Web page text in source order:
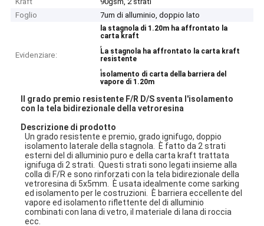
Foglio
7um di alluminio, doppio lato
Evidenziare:
la stagnola di 1.20m ha affrontato la
carta kraft
,
La stagnola ha affrontato la carta kraft
resistente
,
isolamento di carta della barriera del
vapore di 1.20m
Il grado premio resistente F/R D/S sventa l'isolamento
con la tela bidirezionale della vetroresina
Descrizione di prodotto
Un grado resistente e premio, grado ignifugo, doppio
isolamento laterale della stagnola. È fatto da 2 strati
esterni del di alluminio puro e della carta kraft trattata
ignifuga di 2 strati. Questi strati sono legati insieme alla
colla di F/R e sono rinforzati con la tela bidirezionale della
vetroresina di 5x5mm. È usata idealmente come sarking
ed isolamento per le costruzioni. È barriera eccellente del
vapore ed isolamento riflettente del di alluminio
combinati con lana di vetro, il materiale di lana di roccia
ecc.